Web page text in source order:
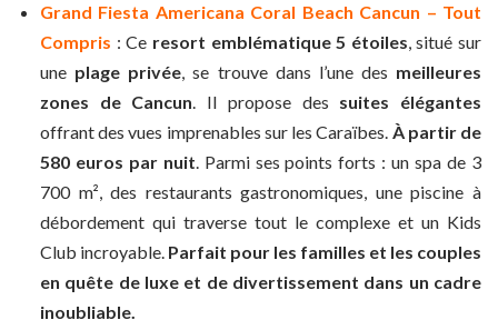
Grand Fiesta Americana Coral Beach Cancun – Tout
Compris : Ce resort emblématique 5 étoiles, situé sur
une plage privée, se trouve dans l’une des meilleures
zones de Cancun. Il propose des suites élégantes
offrant des vues imprenables sur les Caraïbes. À partir de
580 euros par nuit. Parmi ses points forts : un spa de 3
700 m², des restaurants gastronomiques, une piscine à
débordement qui traverse tout le complexe et un Kids
Club incroyable. Parfait pour les familles et les couples
en quête de luxe et de divertissement dans un cadre
inoubliable.